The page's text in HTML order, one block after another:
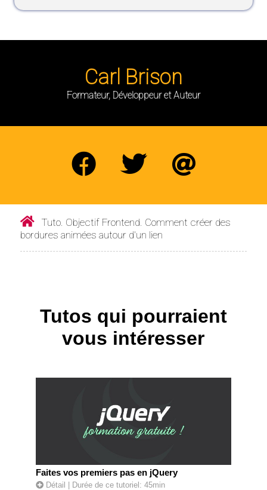
Carl Brison
Formateur, Développeur et Auteur
Tuto. Objectif Frontend. Comment créer des
bordures animées autour d'un lien
Tutos qui pourraient
vous intéresser
Faites vos premiers pas en jQuery
Détail | Durée de ce tutoriel: 45min